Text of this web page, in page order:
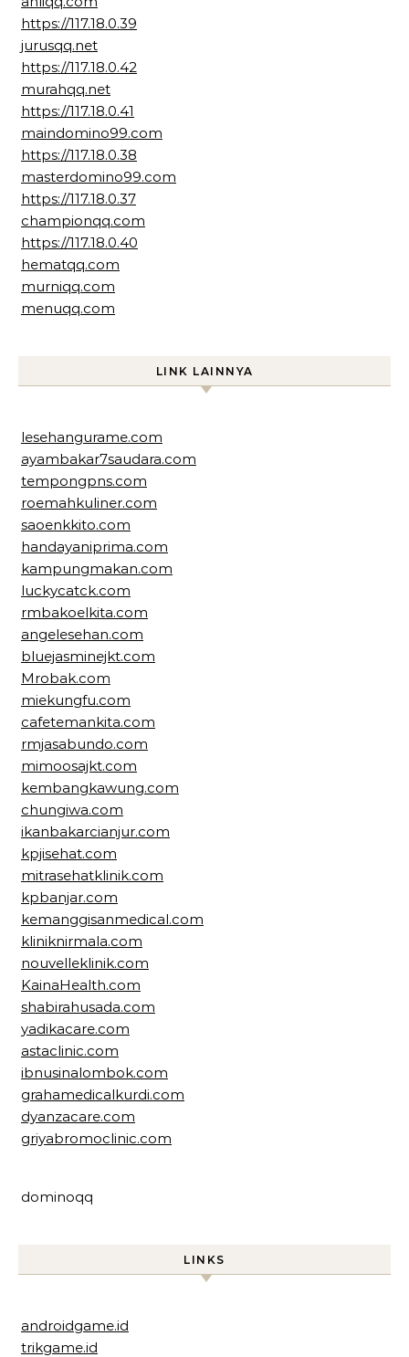
https://117.18.0.39
jurusqq.net
https://117.18.0.42
murahqq.net
https://117.18.0.41
maindomino99.com
https://117.18.0.38
masterdomino99.com
https://117.18.0.37
championqq.com
https://117.18.0.40
hematqq.com
murniqq.com
menuqq.com
LINK LAINNYA
lesehangurame.com
ayambakar7saudara.com
tempongpns.com
roemahkuliner.com
saoenkkito.com
handayaniprima.com
kampungmakan.com
luckycatck.com
rmbakoelkita.com
angelesehan.com
bluejasminejkt.com
Mrobak.com
miekungfu.com
cafetemankita.com
rmjasabundo.com
mimoosajkt.com
kembangkawung.com
chungiwa.com
ikanbakarcianjur.com
kpjisehat.com
mitrasehatklinik.com
kpbanjar.com
kemanggisanmedical.com
kliniknirmala.com
nouvelleklinik.com
KainaHealth.com
shabirahusada.com
yadikacare.com
astaclinic.com
ibnusinalombok.com
grahamedicalkurdi.com
dyanzacare.com
griyabromoclinic.com
dominoqq
LINKS
androidgame.id
trikgame.id